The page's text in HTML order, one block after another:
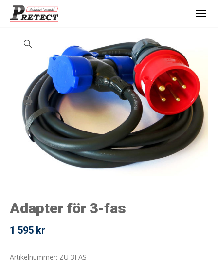
Adapter för 3-fas
1 595 kr
Artikelnummer: ZU 3FAS